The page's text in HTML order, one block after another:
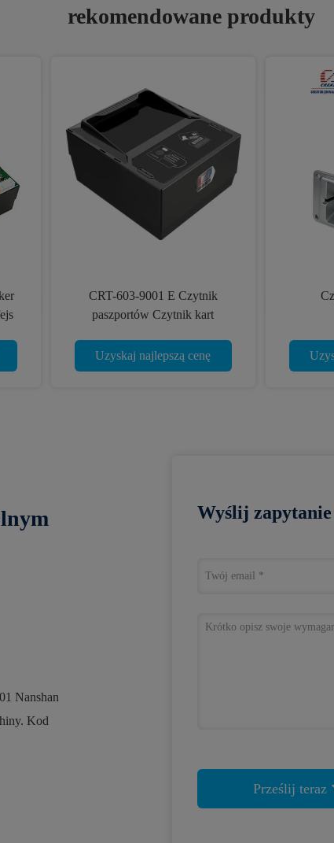
rekomendowane produkty
dostępu Czytnik kart RF
z płytą PSAM, czytnik kart
Uzyskaj najlepszą cenę
Ręczny czytnik kart
Uzyskaj najlepszą
Nanshan
Kod
Wyślij zapytanie
Prześlij teraz